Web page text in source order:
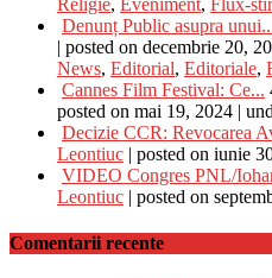
Denunț Public asupra
| posted on decembrie 20,
News, Editorial, Editoriale,
Cannes Film Festival: Ce...
posted on mai 19, 2024 |
Decizie CCR: Revocarea
Leontiuc | posted on iunie
VIDEO Congres PNL/
Leontiuc | posted on
Comentarii recente